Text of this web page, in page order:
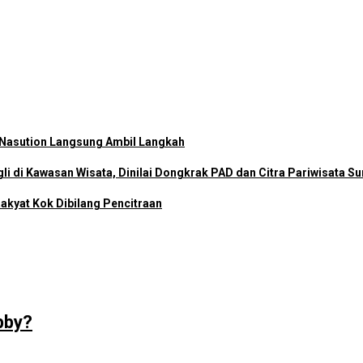
Langsung Ambil Langkah
di Kawasan Wisata, Dinilai Dongkrak PAD dan Citra Pariwisata
Kok Dibilang Pencitraan